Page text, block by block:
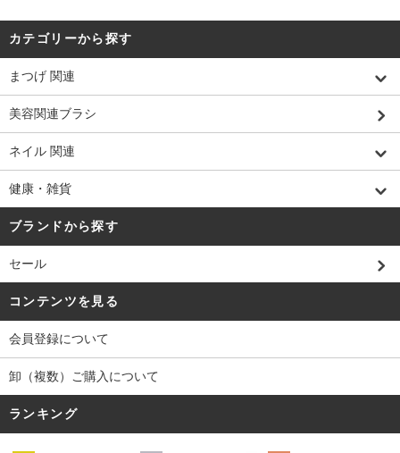
カテゴリーから探す
まつげ 関連
美容関連ブラシ
ネイル 関連
健康・雑貨
ブランドから探す
セール
コンテンツを見る
会員登録について
卸（複数）ご購入について
ランキング